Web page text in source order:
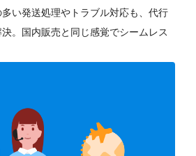
い発送処理やトラブル対応も、代行
。国内販売と同じ感覚でシームレス